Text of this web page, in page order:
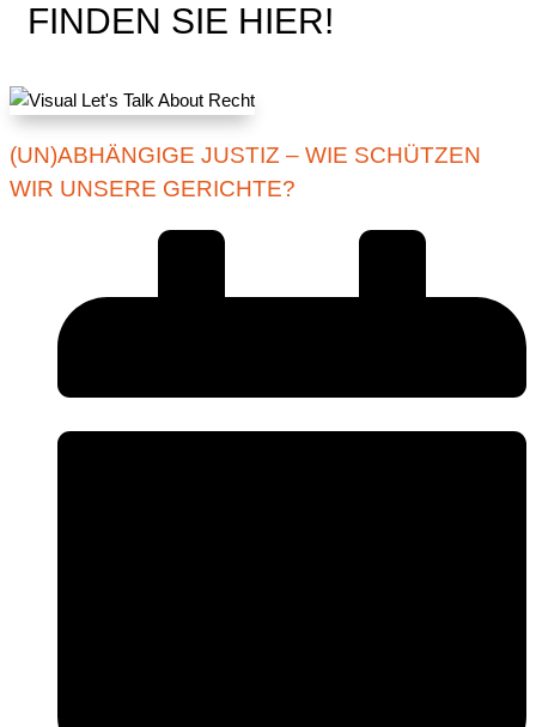
FINDEN SIE HIER!
(UN)ABHÄNGIGE JUSTIZ – WIE SCHÜTZEN
WIR UNSERE GERICHTE?